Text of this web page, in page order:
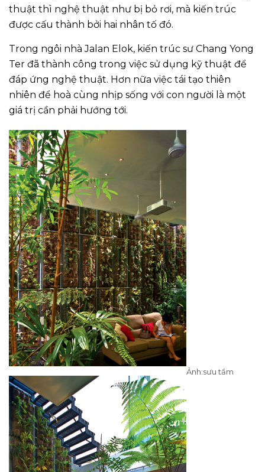
thuật thì nghệ thuật như bị bỏ rơi, mà kiến trúc
được cấu thành bởi hai nhân tố đó.
Trong ngôi nhà Jalan Elok, kiến trúc sư Chang Yong
Ter đã thành công trong việc sử dụng kỹ thuật để
đáp ứng nghệ thuật. Hơn nữa việc tái tạo thiên
nhiên để hoà cùng nhịp sống với con người là một
giá trị cần phải hướng tới.
Ảnh:sưu tầm